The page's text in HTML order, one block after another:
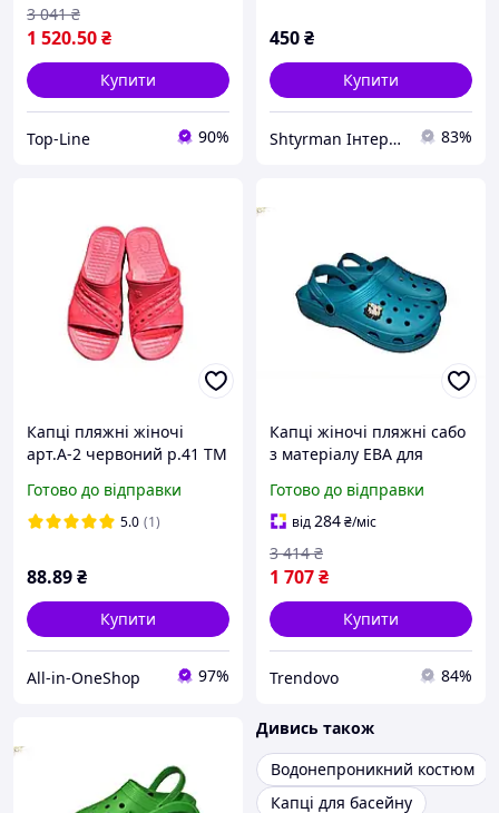
1 520.50₴
3 041 ₴
Купити
Top-Line 90%
450₴
Купити
Shtyrman Інтернет-магазин — якісні товари для всієї родини та дому 83%
Капці пляжні жіночі
арт.A-2 червоний р.41 ТМ
Готово до відправки
5.0 (1)
88.89₴
Купити
All-in-OneShop 97%
Капці жіночі пляжні сабо
з матеріалу ЕВА для
з амортизацією
Готово до відправки
від284₴/міс
1 707₴
3 414 ₴
Купити
Trendovo 84%
Дивись також
Водонепроникний костюм
Капці для басейну